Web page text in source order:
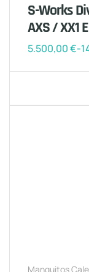
S-Works
AXS / XX1
5.500,00€-
Manguitos